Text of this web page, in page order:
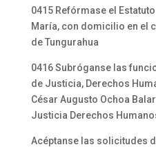
0415 Refórmase el
María, con domicilio en el
de Tungurahua
0416 Subróganse las
de Justicia, Derechos
César Augusto Ochoa
Justicia Derechos
Acéptanse las solicitudes